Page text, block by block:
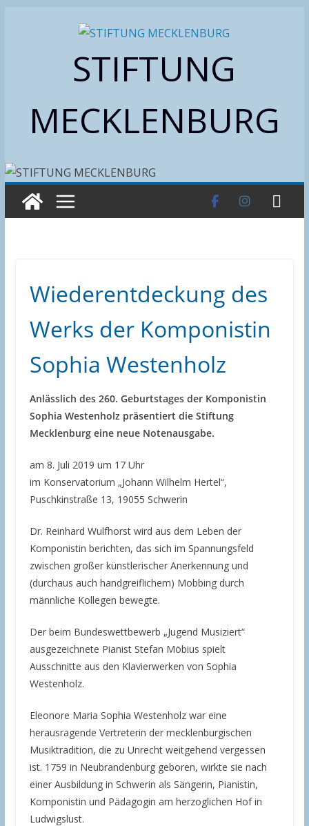
STIFTUNG
MECKLENBURG
Wiederentdeckung des
Werks der Komponistin
Sophia Westenholz
Anlässlich des 260. Geburtstages der Komponistin
Sophia Westenholz präsentiert die Stiftung
Mecklenburg eine neue Notenausgabe.
am 8. Juli 2019 um 17 Uhr
im Konservatorium „Johann Wilhelm Hertel“,
Puschkinstraße 13, 19055 Schwerin
Dr. Reinhard Wulfhorst wird aus dem Leben der
Komponistin berichten, das sich im Spannungsfeld
zwischen großer künstlerischer Anerkennung und
(durchaus auch handgreiflichem) Mobbing durch
männliche Kollegen bewegte.
Der beim Bundeswettbewerb „Jugend Musiziert“
ausgezeichnete Pianist Stefan Möbius spielt
Ausschnitte aus den Klavierwerken von Sophia
Westenholz.
Eleonore Maria Sophia Westenholz war eine
herausragende Vertreterin der mecklenburgischen
Musiktradition, die zu Unrecht weitgehend vergessen
ist. 1759 in Neubrandenburg geboren, wirkte sie nach
einer Ausbildung in Schwerin als Sängerin, Pianistin,
Komponistin und Pädagogin am herzoglichen Hof in
Ludwigslust.